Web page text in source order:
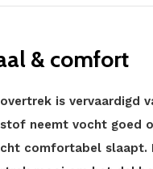
& comfort
is vervaardigd
neemt vocht goed
comfortabel